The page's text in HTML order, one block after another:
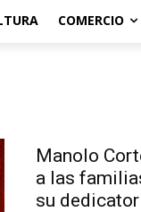
COMERCIO
Manolo
a las
su